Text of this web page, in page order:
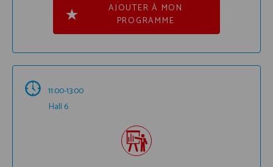
AJOUTER À MON
PROGRAMME
11:00-13:00
Hall 6